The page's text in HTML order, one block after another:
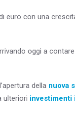
con una
oggi a
della nuova
ulteriori investimenti